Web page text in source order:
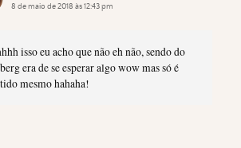
8 de maio de 2018 às 12:43 pm
isso eu acho que não eh não, sendo do
era de se esperar algo wow mas só é
mesmo hahaha!